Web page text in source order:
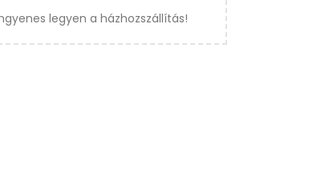
legyen a házhozszállítás!